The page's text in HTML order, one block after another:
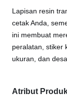
Lapisan resin
cetak Anda,
ini membuat
peralatan, stiker
ukuran, dan
Atribut